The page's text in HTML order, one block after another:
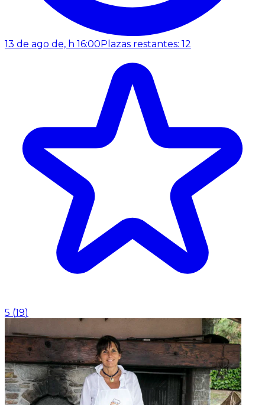
13 de ago de, h 16:00Plazas restantes: 12
5 (19)